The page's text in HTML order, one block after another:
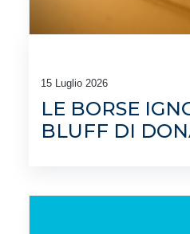
15 Luglio 2026
LE BORSE
BLUFF DI